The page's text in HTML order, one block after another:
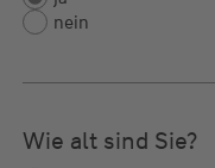
nein
Wie alt sind Sie?